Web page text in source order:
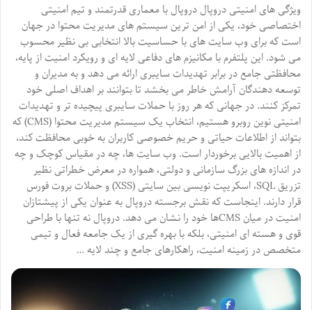
ویژگی های امنیتی دروپال دروپال با معماری قدرتمند و تیم امنیتی
اختصاصی خود، یکی از امن ترین سیستم های مدیریت محتوا در جهان
است که برای وب سایت های با حساسیت بالا انتخابی بی نظیر محسوب
می شود. این پلتفرم با مکانیزم های دفاعی لایه ای و رویکرد امنیت از پایه،
محافظتی جامع در برابر تهدیدات سایبری ارائه می دهد و به مدیران و
توسعه دهندگان آرامش خاطر می بخشد تا بتوانند بر اهداف اصلی خود
تمرکز کنند. در جهانی که هر روز با حملات سایبری پیچیده تر و تهدیدات
امنیتی نوین روبرو هستیم، انتخاب یک سیستم مدیریت محتوا (CMS) که
بتواند از اطلاعات حیاتی و حریم خصوصی کاربران به خوبی محافظت کند،
از اهمیت بالایی برخوردار است. وب سایت ها، چه در مقیاس کوچک و چه
در اندازه های بزرگ سازمانی و دولتی، همواره در معرض خطراتی نظیر
تزریق SQL، اسکریپت نویسی بین سایتی (XSS) و حملات بروت فورس
قرار دارند. اینجاست که نقش برجسته دروپال به عنوان یکی از پیشتازان
امنیت در میان CMSها خود را نشان می دهد. دروپال نه تنها با طراحی
قوی و هسته ای امنیتی، بلکه با بهره گیری از یک جامعه فعال و تیمی
متخصص در زمینه امنیت، راهکارهای جامع و چند لایه …